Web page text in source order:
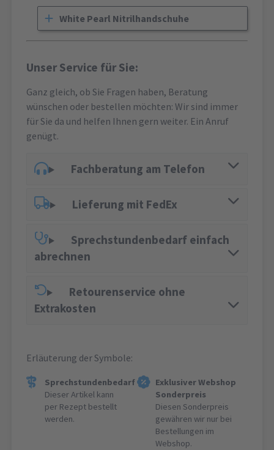
White Pearl Nitrilhandschuhe
Unser Service für Sie:
Ganz gleich, ob Sie Fragen haben, Beratung
wünschen oder bestellen möchten: Wir sind immer
für Sie da und helfen Ihnen gern weiter. Ein Anruf
genügt.
Fachberatung am Telefon
Lieferung mit FedEx
Sprechstundenbedarf einfach
abrechnen
Retourenservice ohne
Extrakosten
Erläuterung der Symbole:
Sprechstundenbedarf
Dieser Artikel kann
per Rezept bestellt
werden.
Exklusiver Webshop
Sonderpreis
Diesen Sonderpreis
gewähren wir nur bei
Bestellungen im
Webshop.